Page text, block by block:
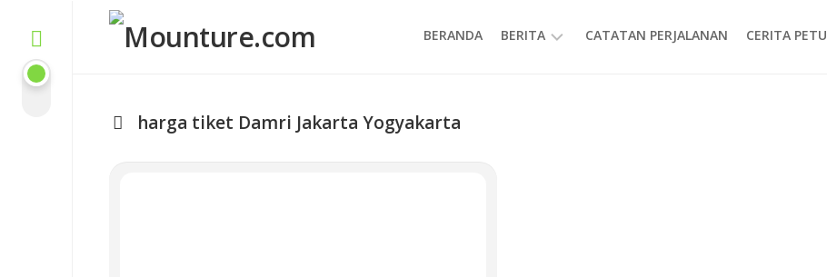
content
BERANDA BERITA CATATAN PERJALANAN CERITA
harga tiket Damri Jakarta Yogyakarta